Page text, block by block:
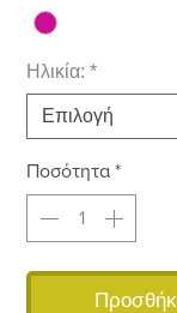
Ηλικία: *
Ποσότητα *